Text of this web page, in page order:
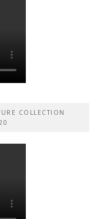
COLLECTION